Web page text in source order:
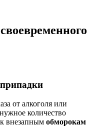
от алкоголя или
количество
внезапным обморокам